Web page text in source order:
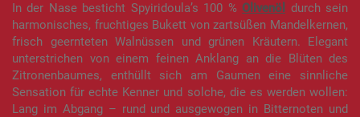
In der Nase besticht Spyiridoula’s 100 % Olivenöl
durch sein
harmonisches, fruchtiges Bukett von zartsüßen Mandelkernen,
frisch geernteten Walnüssen und grünen Kräutern. Elegant
unterstrichen von einem feinen Anklang an die Blüten des
Zitronenbaumes, enthüllt sich am Gaumen eine sinnliche
Sensation für echte Kenner und solche, die es werden wollen:
Lang im Abgang – rund und ausgewogen in Bitternoten und